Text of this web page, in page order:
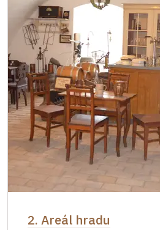
Kastelánský vstup* Platí pouze
osobu (držitele průkazu)
2. Areál hradu